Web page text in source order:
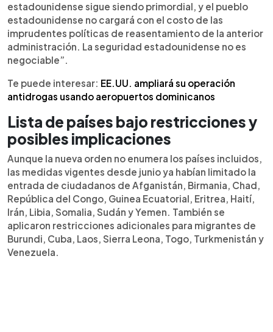
estadounidense sigue siendo primordial, y el pueblo
estadounidense no cargará con el costo de las
imprudentes políticas de reasentamiento de la anterior
administración. La seguridad estadounidense no es
negociable”.
Te puede interesar: EE.UU. ampliará su operación
antidrogas usando aeropuertos dominicanos
Lista de países bajo restricciones y
posibles implicaciones
Aunque la nueva orden no enumera los países incluidos,
las medidas vigentes desde junio ya habían limitado la
entrada de ciudadanos de Afganistán, Birmania, Chad,
República del Congo, Guinea Ecuatorial, Eritrea, Haití,
Irán, Libia, Somalia, Sudán y Yemen. También se
aplicaron restricciones adicionales para migrantes de
Burundi, Cuba, Laos, Sierra Leona, Togo, Turkmenistán y
Venezuela.